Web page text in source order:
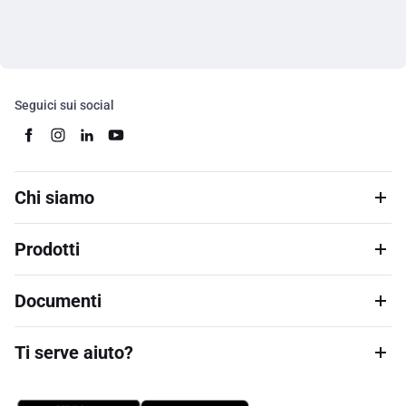
Seguici sui social
Chi siamo
Prodotti
Documenti
Ti serve aiuto?